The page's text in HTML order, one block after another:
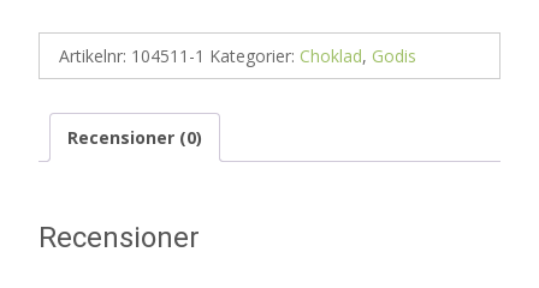
Artikelnr: 104511-1 Kategorier: Choklad, Godis
Recensioner (0)
Recensioner